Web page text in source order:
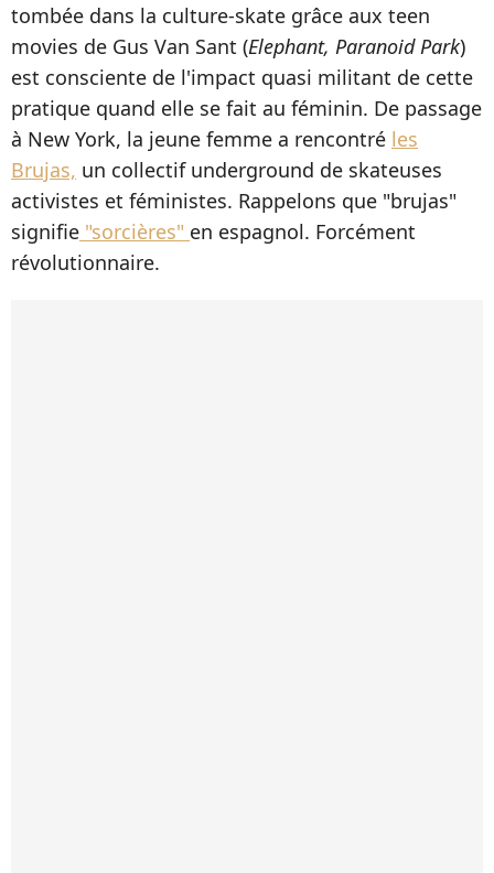
tombée dans la culture-skate grâce aux teen
movies de Gus Van Sant (Elephant, Paranoid Park)
est consciente de l'impact quasi militant de cette
pratique quand elle se fait au féminin. De passage
à New York, la jeune femme a rencontré les
Brujas, un collectif underground de skateuses
activistes et féministes. Rappelons que "brujas"
signifie "sorcières" en espagnol. Forcément
révolutionnaire.